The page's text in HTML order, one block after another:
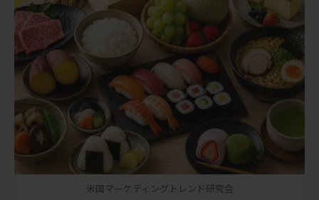
米国マーケティングトレンド研究会